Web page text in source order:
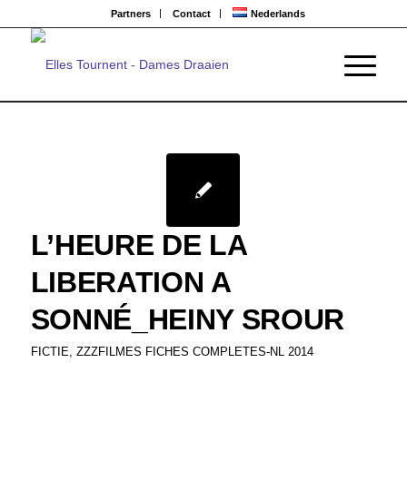
Partners Contact Nederlands
L’HEURE DE LA
LIBERATION A
SONNÉ_HEINY SROUR
FICTIE, ZZZFILMES FICHES COMPLETES-NL 2014